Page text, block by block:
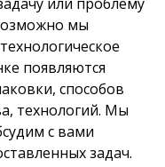
мы
появляются
способов
технологий. Мы
с вами
задач.